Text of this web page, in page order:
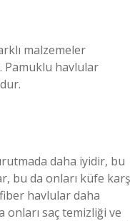
malzemeler
Pamuklu havlular
daha iyidir, bu
bu da onları küfe
havlular daha
onları saç temizliği ve